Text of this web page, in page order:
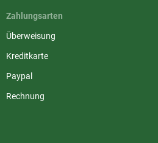
Zahlungsarten
Überweisung
Kreditkarte
Paypal
Rechnung